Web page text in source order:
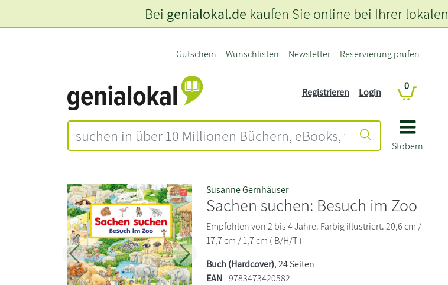
Stöbern
Gutschein Wunschlisten Newsletter Reservierung prüfen
Registrieren Login
0
Bei genialokal.de kaufen Sie online bei Ihrer lokalen
Zurück Weiter
Susanne Gernhäuser
Sachen suchen: Besuch im Zoo
Empfohlen von 2 bis 4 Jahre. Farbig illustriert. 20,6 cm /
17,7 cm / 1,7 cm ( B/H/T )
Buch (Hardcover), 24 Seiten
EAN 9783473420582